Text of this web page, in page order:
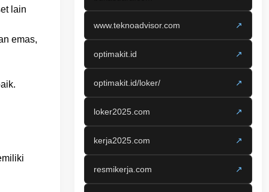
lain
emas,
www.teknoadvisor.com ↗
optimakit.id ↗
optimakit.id/loker/ ↗
loker2025.com ↗
kerja2025.com ↗
resmikerja.com ↗